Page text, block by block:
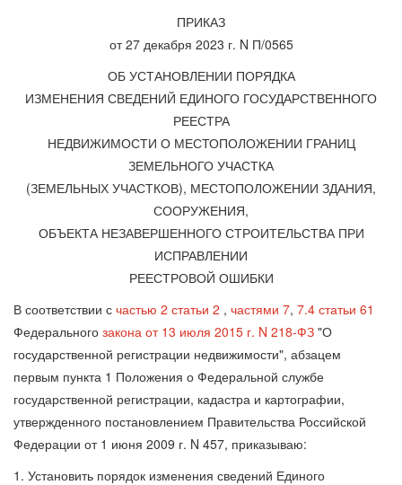
ПРИКАЗ
от 27 декабря 2023 г. N П/0565
ОБ УСТАНОВЛЕНИИ ПОРЯДКА
ИЗМЕНЕНИЯ СВЕДЕНИЙ ЕДИНОГО ГОСУДАРСТВЕННОГО
РЕЕСТРА
НЕДВИЖИМОСТИ О МЕСТОПОЛОЖЕНИИ ГРАНИЦ
ЗЕМЕЛЬНОГО УЧАСТКА
(ЗЕМЕЛЬНЫХ УЧАСТКОВ), МЕСТОПОЛОЖЕНИИ ЗДАНИЯ,
СООРУЖЕНИЯ,
ОБЪЕКТА НЕЗАВЕРШЕННОГО СТРОИТЕЛЬСТВА ПРИ
ИСПРАВЛЕНИИ
РЕЕСТРОВОЙ ОШИБКИ
В соответствии с частью 2 статьи 2 , частями 7, 7.4 статьи 61
Федерального закона от 13 июля 2015 г. N 218-ФЗ "О
государственной регистрации недвижимости", абзацем
первым пункта 1 Положения о Федеральной службе
государственной регистрации, кадастра и картографии,
утвержденного постановлением Правительства Российской
Федерации от 1 июня 2009 г. N 457, приказываю:
1. Установить порядок изменения сведений Единого